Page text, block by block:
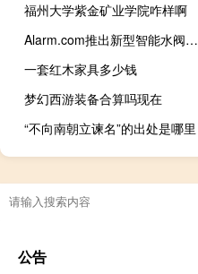
福州大学紫金矿业学院咋样啊
Alarm.com推出新型智能水阀+仪表 以更好地保护整个房屋
一套红木家具多少钱
梦幻西游装备合算吗现在
“不向南朝立谏名”的出处是哪里
公告